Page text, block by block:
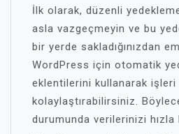
İlk olarak, düzenli
asla vazgeçmeyin ve bu
bir yerde sakladığınızdan
WordPress için otomatik
eklentilerini kullanarak işleri
kolaylaştırabilirsiniz.
durumunda verilerinizi